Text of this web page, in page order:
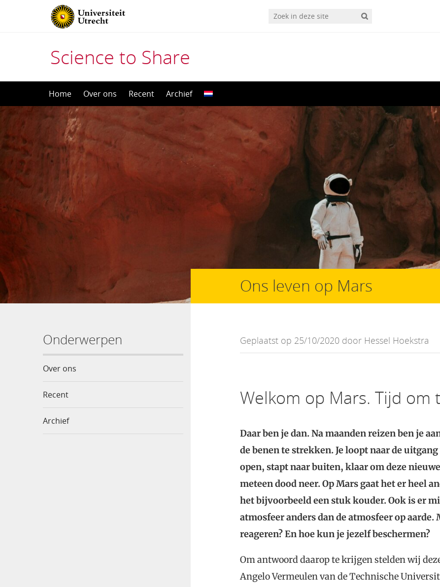
Science to Share
naar
inhoud
Home Over ons Recent Archief
Onderwerpen
Over ons
Recent
Archief
Ons leven op Mars
Geplaatst op 25/10/2020 door Hessel Hoekstra
Welkom op Mars. Tijd om
Daar ben je dan. Na maanden reizen ben je
de benen te strekken. Je loopt naar de
open, stapt naar buiten, klaar om deze
meteen dood neer. Op Mars gaat het er heel
het bijvoorbeeld een stuk kouder. Ook is er
atmosfeer anders dan de atmosfeer op
reageren? En hoe kun je jezelf beschermen?
Om antwoord daarop te krijgen stelden wij
Angelo Vermeulen van de Technische